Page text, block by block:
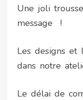
Une joli
message !
Les designs et
dans notre
Le délai de